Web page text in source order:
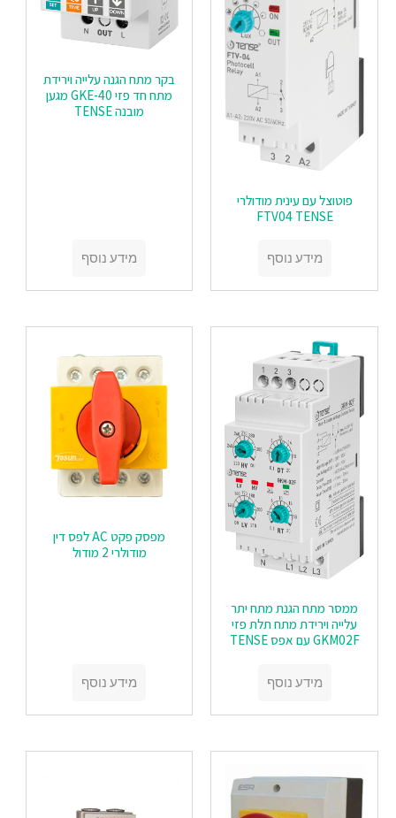
פוטוצל עם עינית מודולרי
FTV04 TENSE
מידע נוסף
בקר מתח הגנה עלייה וירידת
מתח חד פזי GKE-40 מגען
מובנה TENSE
מידע נוסף
ממסר מתח הגנת מתח יתר
עלייה וירידת מתח תלת פזי
GKM02F עם אפס TENSE
מידע נוסף
מפסק פקט AC לפס דין
מודולרי 2 מודול
מידע נוסף